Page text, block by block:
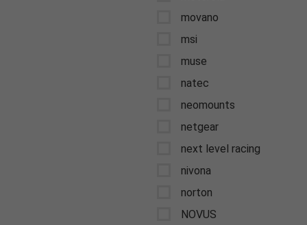
movano
msi
muse
natec
neomounts
netgear
next level racing
nivona
norton
NOVUS